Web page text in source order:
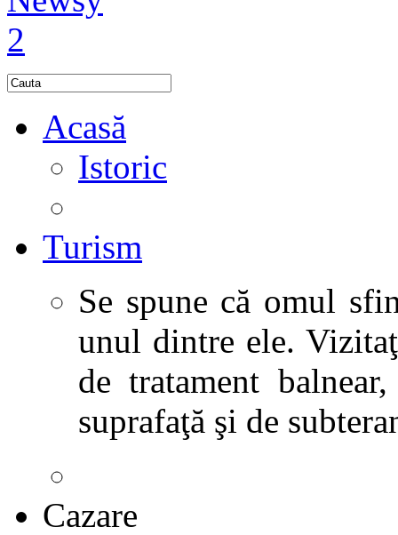
Acasă
Istoric
Turism
Se spune că omul
unul dintre ele.
de tratament
suprafaţă şi de
Cazare